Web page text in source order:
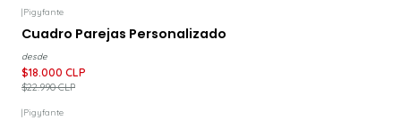
-22% DESCUENTO
|Pigyfante
Cuadro Parejas Personalizado
desde
$18.000 CLP
$22.990 CLP
|Pigyfante